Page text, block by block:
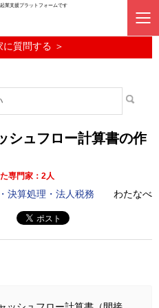
業支援プラットフォームです
ビス
質問する ＞
シュフロー計算書の作
専門家：2人
決算処理・法人税務 わたなべ